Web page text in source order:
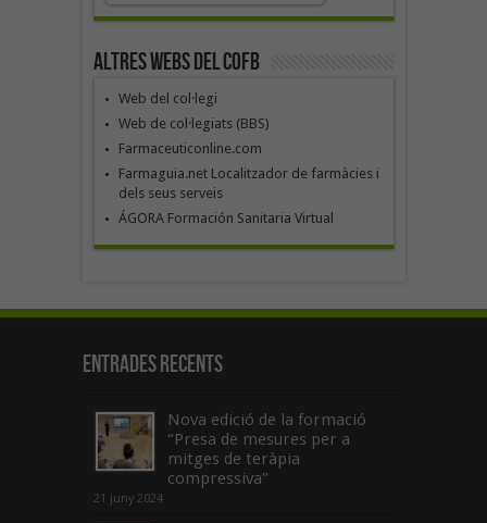
Altres webs del COFB
Web del col·legi
Web de col·legiats (BBS)
Farmaceuticonline.com
Farmaguia.net Localitzador de farmàcies i
dels seus serveis
ÁGORA Formación Sanitaria Virtual
Entrades recents
Nova edició de la formació
“Presa de mesures per a
mitges de teràpia
compressiva”
21 juny 2024